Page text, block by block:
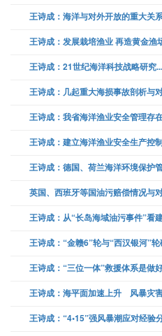
王诗成：海洋与对外开放的重大关
王诗成：发展栽培渔业 再造黄金渔
王诗成：21世纪海洋科技战略研究...
王诗成：几起重大海损事故剖析与
王诗成：我省海洋渔业安全管理存
王诗成：建立海洋渔业安全生产控
王诗成：德国、荷兰海洋环境保护
英国、西班牙等国油污赔偿情况与
王诗成：“金赣6”轮与“西汉银河”
王诗成：海平面加速上升 风暴灾
王诗成：“4•15”强风暴潮应对经验